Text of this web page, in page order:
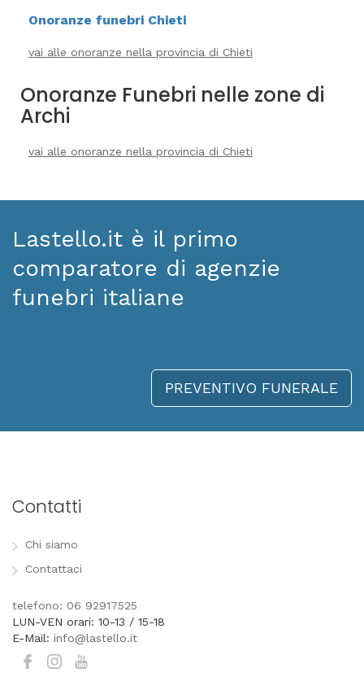
Onoranze funebri Chieti
vai alle onoranze nella provincia di Chieti
Onoranze Funebri nelle zone di
Archi
vai alle onoranze nella provincia di Chieti
Lastello.it è il primo
comparatore di agenzie
funebri italiane
PREVENTIVO FUNERALE
Contatti
Chi siamo
Contattaci
telefono: 06 92917525
LUN-VEN orari: 10-13 / 15-18
E-Mail: info@lastello.it